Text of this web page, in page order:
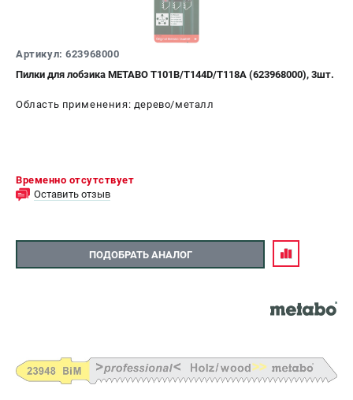
Артикул: 623968000
Пилки для лобзика METABO T101B/T144D/T118A (623968000), 3шт.
Область применения: дерево/металл
Временно отсутствует
Оставить отзыв
ПОДОБРАТЬ АНАЛОГ